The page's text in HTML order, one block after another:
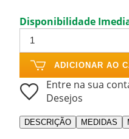
Disponibilidade
ADICIONAR AO
Entre na sua
Desejos
DESCRIÇÃO MEDIDAS